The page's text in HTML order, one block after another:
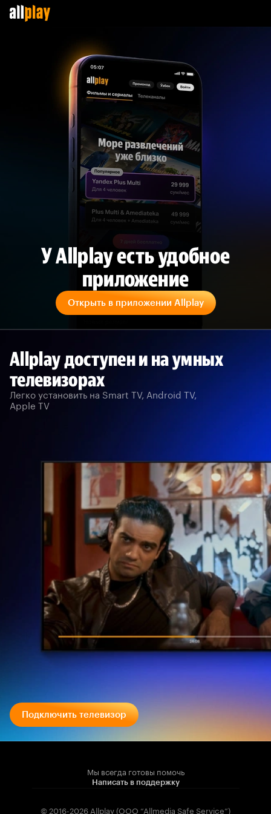
У Allplay есть удобное
приложение
Открыть в приложении Allplay
Allplay доступен и на умных
телевизорах
Легко установить на Smart TV, Android TV,
Apple TV
Подключить телевизор
Мы всегда готовы помочь
Написать в поддержку
© 2016-2026 Allplay (OOO “Allmedia Safe Service”)